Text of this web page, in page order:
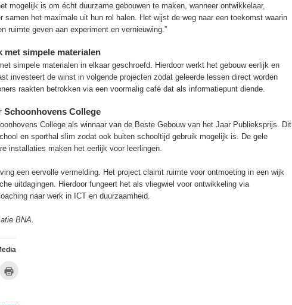
mogelijk is om écht duurzame gebouwen te maken, wanneer ontwikkelaar,
samen het maximale uit hun rol halen. Het wijst de weg naar een toekomst waarin
ruimte geven aan experiment en vernieuwing.”
met simpele materialen
simpele materialen in elkaar geschroefd. Hierdoor werkt het gebouw eerlijk en
investeert de winst in volgende projecten zodat geleerde lessen direct worden
raakten betrokken via een voormalig café dat als informatiepunt diende.
Schoonhovens College
College als winnaar van de Beste Gebouw van het Jaar Publieksprijs. Dit
en sporthal slim zodat ook buiten schooltijd gebruik mogelijk is. De gele
installaties maken het eerlijk voor leerlingen.
een eervolle vermelding. Het project claimt ruimte voor ontmoeting in een wijk
uitdagingen. Hierdoor fungeert het als vliegwiel voor ontwikkeling via
naar werk in ICT en duurzaamheid.
BNA.